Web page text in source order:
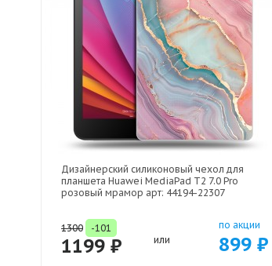
Дизайнерский силиконовый чехол для
планшета Huawei MediaPad T2 7.0 Pro
розовый мрамор арт: 44194-22307
1300 -101
1199 ₽ или
по акции
899 ₽